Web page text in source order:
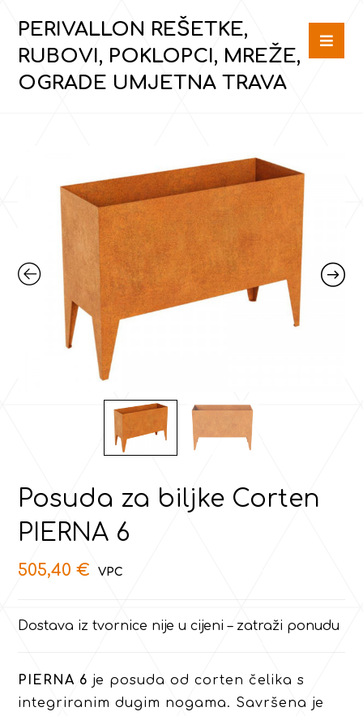
PERIVALLON REŠETKE,
RUBOVI, POKLOPCI, MREŽE,
OGRADE UMJETNA TRAVA
Posuda za biljke Corten
PIERNA 6
505,40€
Dostava iz tvornice nije u cijeni – zatraži ponudu
PIERNA 6 je posuda od corten čelika s
integriranim dugim nogama. Savršena je